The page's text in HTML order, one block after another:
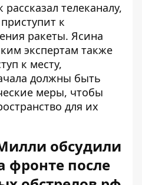
телеканалу,
к
ракеты. Ясина
экспертам также
к месту,
должны быть
меры, чтобы
для их
обсудили
фронте после